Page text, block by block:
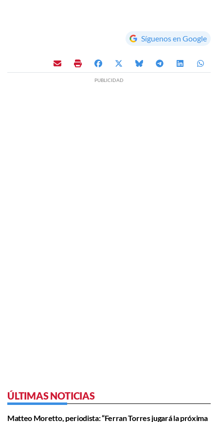
Síguenos en Google
ÚLTIMAS NOTICIAS
Matteo Moretto, periodista: “Ferran Torres jugará la próxima